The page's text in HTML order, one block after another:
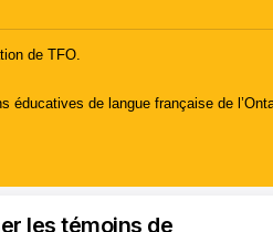
les témoins de
de TFO.
éducatives de langue française de